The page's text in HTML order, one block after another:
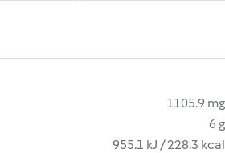
1105.9 mg
6 g
955.1 kJ / 228.3 kcal